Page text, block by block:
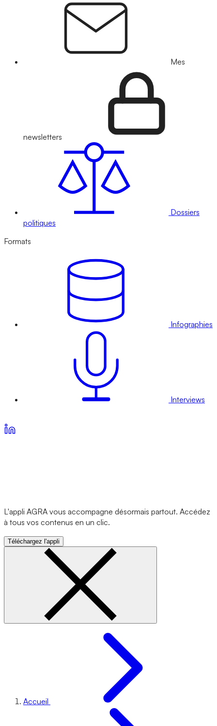
Mes
newsletters
Dossiers
politiques
Formats
Infographies
Interviews
L'appli AGRA vous accompagne désormais partout. Accédez
à tous vos contenus en un clic.
Téléchargez l'appli
Accueil